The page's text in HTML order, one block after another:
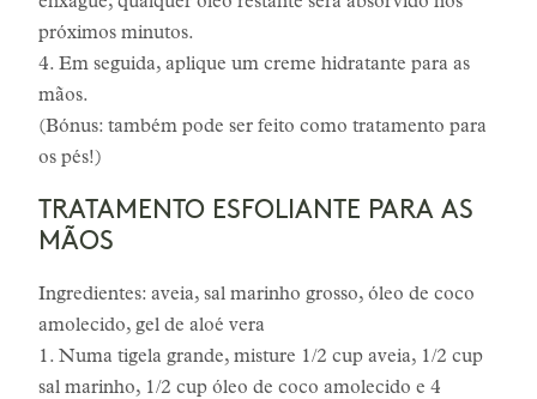
próximos minutos.
4. Em seguida, aplique um creme hidratante para as
mãos.
(Bónus: também pode ser feito como tratamento para
os pés!)
TRATAMENTO ESFOLIANTE PARA AS
MÃOS
Ingredientes: aveia, sal marinho grosso, óleo de coco
amolecido, gel de aloé vera
1. Numa tigela grande, misture 1/2 cup aveia, 1/2 cup
sal marinho, 1/2 cup óleo de coco amolecido e 4